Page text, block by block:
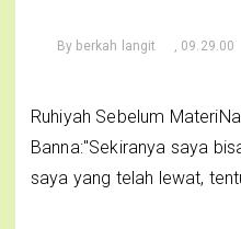
By berkah langit , 09.29.00
Ruhiyah Sebelum
Banna:"Sekiranya saya
saya yang telah lewat,